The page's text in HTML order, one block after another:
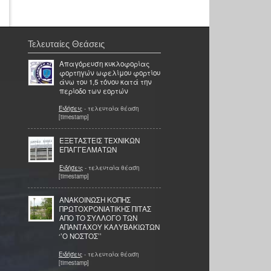
Τελευταίες Θεάσεις
Απαγόρευση κυκλοφορίας
φορτηγών ωφελίμου φορτίου
άνω του 1,5 τόνου κατά την
περίοδο των εορτών
Ειδήσεις - τελευταία θέαση
[timestamp]
ΕΞΕΤΑΣΤΕΙΣ ΤΕΧΝΙΚΩΝ
ΕΠΑΓΓΕΛΜΑΤΩΝ
Ειδήσεις - τελευταία θέαση
[timestamp]
ΑΝΑΚΟΙΝΩΣΗ ΚΟΠΗΣ
ΠΡΩΤΟΧΡΟΝΙΑΤΙΚΗΣ ΠΙΤΑΣ
ΑΠΟ ΤΟ ΣΥΛΛΟΓΟ ΤΩΝ
ΑΠΑΝΤΑΧΟΥ ΚΑΛΥΒΑΚΙΩΤΩΝ
‘’Ο ΝΟΣΤΟΣ’’
Ειδήσεις - τελευταία θέαση
[timestamp]